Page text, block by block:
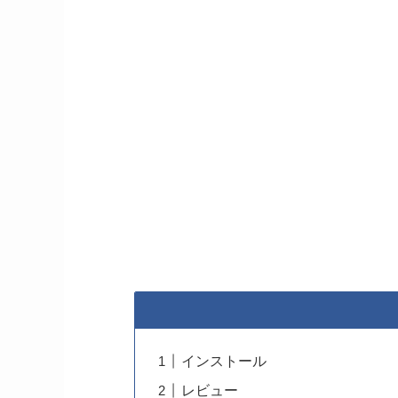
インストール
レビュー